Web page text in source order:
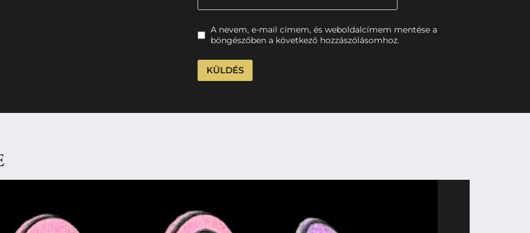
A nevem, e-mail címem, és weboldalcímem mentése a
böngészőben a következő hozzászólásomhoz.